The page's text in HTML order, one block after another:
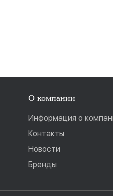
О компании
Информация о
Контакты
Новости
Бренды